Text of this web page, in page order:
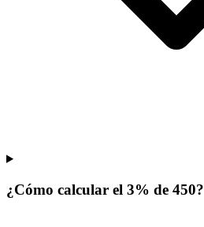
¿Cómo calcular el 3% de 450?